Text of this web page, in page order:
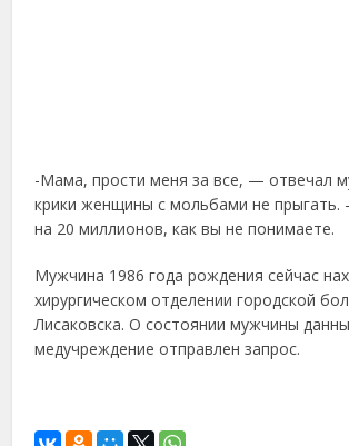
-Мама, прости меня за все, — отвечал
крики женщины с мольбами не прыгать.
на 20 миллионов, как вы не понимаете.
Мужчина 1986 года рождения сейчас
хирургическом отделении городской
Лисаковска. О состоянии мужчины
медучреждение отправлен запрос.